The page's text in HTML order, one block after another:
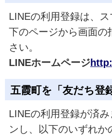
LINEの利用登録は、
下のページから画面の
さい。
LINEホームページ
五霞町を 「友だち登
LINEの利用登録が済
ンし、以下のいずれか